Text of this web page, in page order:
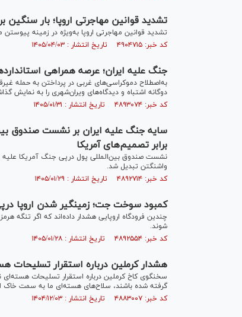
تشدید قوانین مهاجرتی اروپا؛ بار سنگین
تشدید قوانین مهاجرتی اروپا به‌ویژه در زمینه پیوستن
کد خبر: ۴۹۰۴۷۱۵ تاریخ انتشار : ۱۴۰۵/۰۴/۰۳
جنگ علیه ایران؛ عرصه همراهی
به‌اصطلاح دموکراسی‌های غربی در پرداختن به حمله
دوگانه اشتباه و دیدگاه‌های ویران‌شهری را به نمایش
کد خبر: ۴۸۹۳۰۷۴ تاریخ انتشار : ۱۴۰۵/۰۱/۳۱
سایه جنگ علیه ایران بر نشست صندوق
برابر تصمیم‌های آمریکا
نشست صندوق بین‌المللی پول درپی جنگ آمریکا علیه
واشنگتن تبدیل شد.
کد خبر: ۴۸۹۲۷۱۴ تاریخ انتشار : ۱۴۰۵/۰۱/۲۹
کمبود سوخت جت؛ زمینگیر شدن اروپا
شوند.
کد خبر: ۴۸۹۲۵۵۴ تاریخ انتشار : ۱۴۰۵/۰۱/۲۸
هشدار کرملین درباره استقرار تسلیحات
سخنگوی کاخ کرملین درباره استقرار تسلیحات
گرفته شده باشند، سلاح‌های هسته‌ای ما به سمت خاک
کد خبر: ۴۸۸۳۰۰۷ تاریخ انتشار : ۱۴۰۴/۱۲/۰۳